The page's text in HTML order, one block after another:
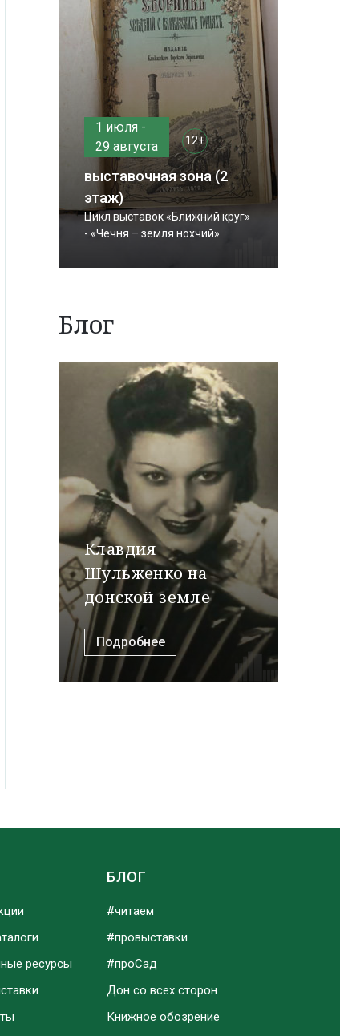
1 июля -
29 августа
12+
выставочная зона (2
этаж)
Цикл выставок «Ближний круг»
- «Чечня – земля нохчий»
Блог
Клавдия
Шульженко на
донской земле
Подробнее
ресурсы
БЛОГ
#читаем
#провыставки
#проСад
Дон со всех сторон
Книжное обозрение